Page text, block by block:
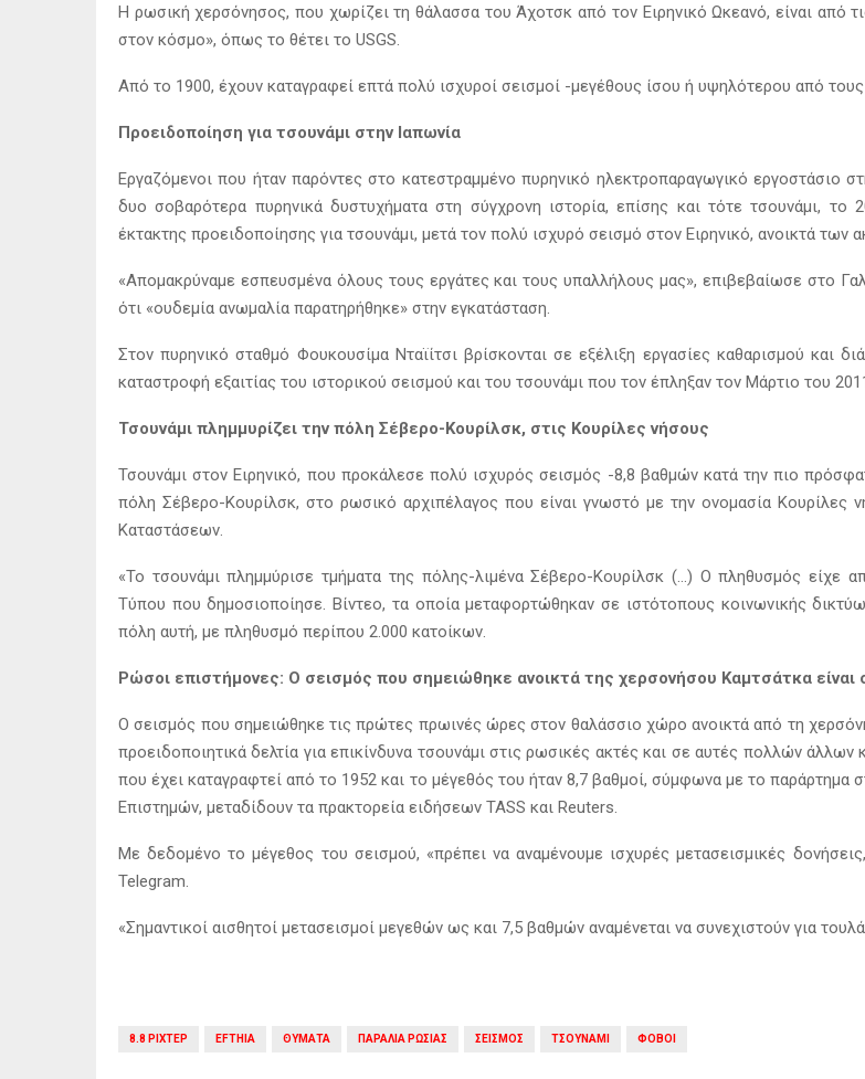
Η ρωσική χερσόνησος, που χωρίζει τη θάλασσα του Άχοτσκ από τον Ειρηνικό Ωκεανό, είναι από
στον κόσμο», όπως το θέτει το USGS.
Από το 1900, έχουν καταγραφεί επτά πολύ ισχυροί σεισμοί -μεγέθους ίσου ή υψηλότερου από
Προειδοποίηση για τσουνάμι στην Ιαπωνία
Εργαζόμενοι που ήταν παρόντες στο κατεστραμμένο πυρηνικό ηλεκτροπαραγωγικό εργοστάσιο
δυο σοβαρότερα πυρηνικά δυστυχήματα στη σύγχρονη ιστορία, επίσης και τότε τσουνάμι, το
έκτακτης προειδοποίησης για τσουνάμι, μετά τον πολύ ισχυρό σεισμό στον Ειρηνικό, ανοικτά των
«Απομακρύναμε εσπευσμένα όλους τους εργάτες και τους υπαλλήλους μας», επιβεβαίωσε στο
ότι «ουδεμία ανωμαλία παρατηρήθηκε» στην εγκατάσταση.
Στον πυρηνικό σταθμό Φουκουσίμα Νταϊίτσι βρίσκονται σε εξέλιξη εργασίες καθαρισμού και
καταστροφή εξαιτίας του ιστορικού σεισμού και του τσουνάμι που τον έπληξαν τον Μάρτιο του
Τσουνάμι πλημμυρίζει την πόλη Σέβερο-Κουρίλσκ, στις Κουρίλες νήσους
Τσουνάμι στον Ειρηνικό, που προκάλεσε πολύ ισχυρός σεισμός -8,8 βαθμών κατά την πιο
πόλη Σέβερο-Κουρίλσκ, στο ρωσικό αρχιπέλαγος που είναι γνωστό με την ονομασία Κουρίλες
Καταστάσεων.
«Το τσουνάμι πλημμύρισε τμήματα της πόλης-λιμένα Σέβερο-Κουρίλσκ (…) Ο πληθυσμός είχε
Τύπου που δημοσιοποίησε. Βίντεο, τα οποία μεταφορτώθηκαν σε ιστότοπους κοινωνικής
πόλη αυτή, με πληθυσμό περίπου 2.000 κατοίκων.
Ρώσοι επιστήμονες: Ο σεισμός που σημειώθηκε ανοικτά της χερσονήσου Καμτσάτκα είναι
Ο σεισμός που σημειώθηκε τις πρώτες πρωινές ώρες στον θαλάσσιο χώρο ανοικτά από τη
προειδοποιητικά δελτία για επικίνδυνα τσουνάμι στις ρωσικές ακτές και σε αυτές πολλών
που έχει καταγραφτεί από το 1952 και το μέγεθός του ήταν 8,7 βαθμοί, σύμφωνα με το
Επιστημών, μεταδίδουν τα πρακτορεία ειδήσεων TASS και Reuters.
Με δεδομένο το μέγεθος του σεισμού, «πρέπει να αναμένουμε ισχυρές μετασεισμικές
Telegram.
«Σημαντικοί αισθητοί μετασεισμοί μεγεθών ως και 7,5 βαθμών αναμένεται να συνεχιστούν για
8.8 ΡΙΧΤΕΡ EFTHIA ΘΥΜΑΤΑ ΠΑΡΑΛΙΑ ΡΩΣΙΑΣ ΣΕΙΣΜΟΣ ΤΣΟΥΝΑΜΙ ΦΟΒΟΙ